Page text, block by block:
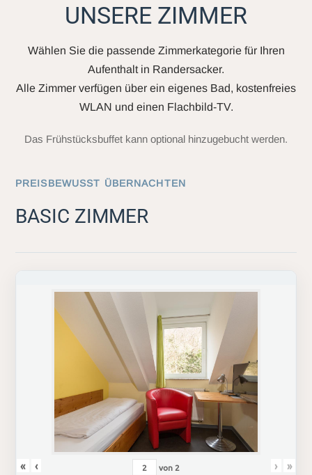
UNSERE ZIMMER
Wählen Sie die passende Zimmerkategorie für Ihren
Aufenthalt in Randersacker.
Alle Zimmer verfügen über ein eigenes Bad, kostenfreies
WLAN und einen Flachbild-TV.
Das Frühstücksbuffet kann optional hinzugebucht werden.
PREISBEWUSST ÜBERNACHTEN
BASIC ZIMMER
« ‹ von 2 › »